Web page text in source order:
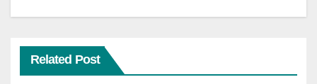
Related Post